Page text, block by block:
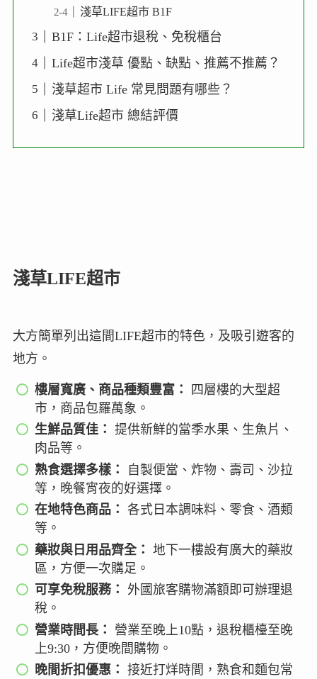
淺草LIFE超市 B1F
B1F：Life超市退稅、免稅櫃台
Life超市淺草 優點、缺點、推薦不推薦？
淺草超市 Life 常見問題有哪些？
淺草Life超市 總結評價
淺草LIFE超市
大方簡單列出這間LIFE超市的特色，及吸引遊客的
地方。
樓層寬廣、商品種類豐富：
四層樓的大型超
市，商品包羅萬象。
生鮮品質佳： 提供新鮮的當季水果、生魚片、
肉品等。
熟食選擇多樣：
自製便當、炸物、壽司、沙拉
等，晚餐宵夜的好選擇。
在地特色商品： 各式日本調味料、零食、酒類
等。
藥妝與日用品齊全： 地下一樓設有廣大的藥妝
區，方便一次購足。
可享免稅服務：
外國旅客購物滿額即可辦理退
稅。
營業時間長：
營業至晚上10點，退稅櫃檯至晚
上9:30，方便晚間購物。
晚間折扣優惠： 接近打烊時間，熟食和麵包常